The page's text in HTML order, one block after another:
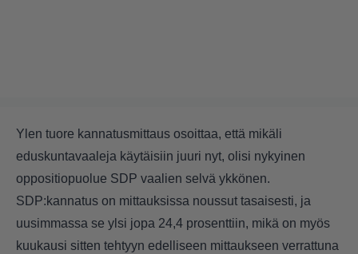
Ylen tuore kannatusmittaus osoittaa, että mikäli
eduskuntavaaleja käytäisiin juuri nyt, olisi nykyinen
oppositiopuolue SDP vaalien selvä ykkönen.
SDP:kannatus on mittauksissa noussut tasaisesti, ja
uusimmassa se ylsi jopa 24,4 prosenttiin, mikä on myös
kuukausi sitten tehtyyn edelliseen mittaukseen verrattuna